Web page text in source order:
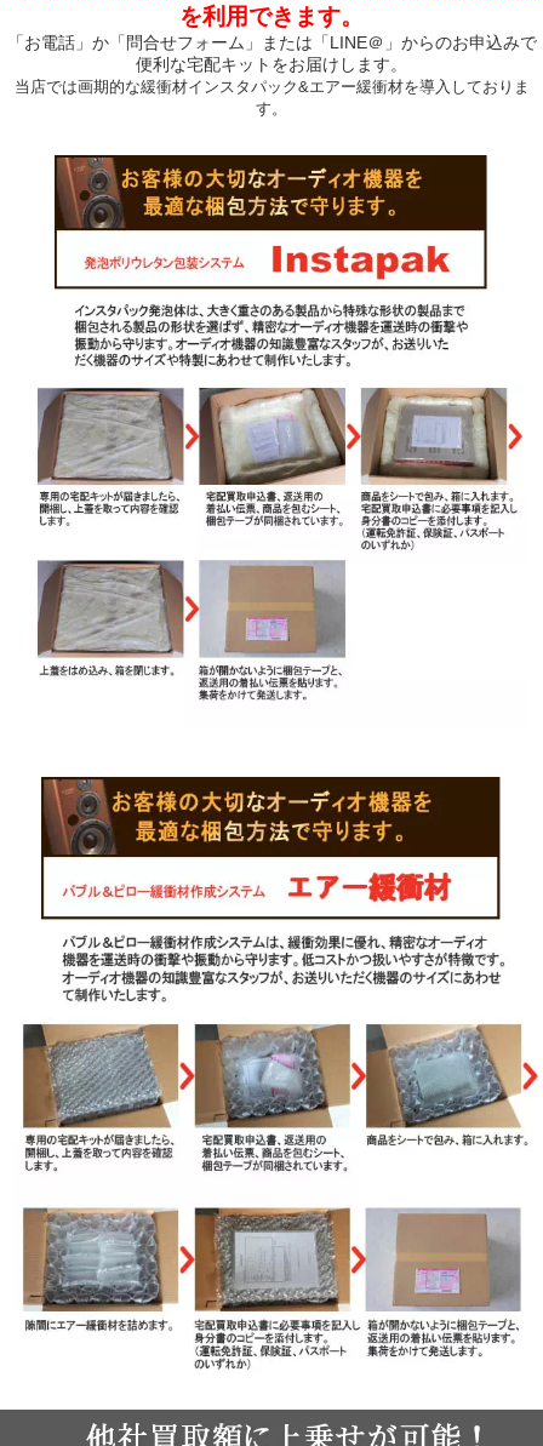
を利用できます。
「お電話」か「問合せフォーム」または「LINE＠」からのお申込みで
便利な宅配キットをお届けします。
当店では画期的な緩衝材インスタパック&エアー緩衝材を導入しておりま
す。